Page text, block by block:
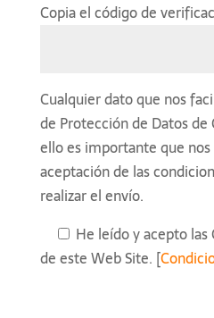
Copia el código de
Cualquier dato que nos
de Protección de Datos de
ello es importante que
aceptación de las
realizar el envío.
He leído y acepto las
de este Web Site. [